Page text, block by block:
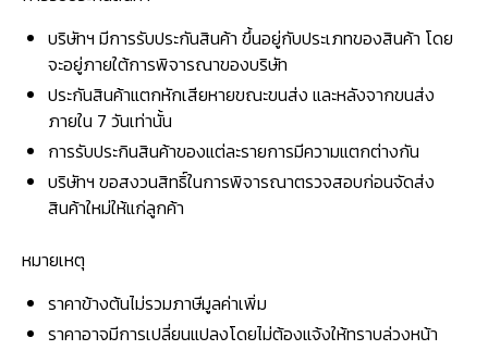
บริษัทฯ มีการรับประกันสินค้า ขึ้นอยู่กับประเภทของสินค้า โดย
จะอยู่ภายใต้การพิจารณาของบริษัท
ประกันสินค้าแตกหักเสียหายขณะขนส่ง และหลังจากขนส่ง
ภายใน 7 วันเท่านั้น
การรับประกินสินค้าของแต่ละรายการมีความแตกต่างกัน
บริษัทฯ ขอสงวนสิทธิ์ในการพิจารณาตรวจสอบก่อนจัดส่ง
สินค้าใหม่ให้แก่ลูกค้า
หมายเหตุ
ราคาข้างต้นไม่รวมภาษีมูลค่าเพิ่ม
ราคาอาจมีการเปลี่ยนแปลงโดยไม่ต้องแจ้งให้ทราบล่วงหน้า